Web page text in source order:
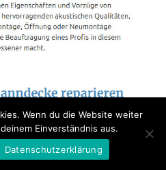
Wenn du die Website weiter
Einverständnis aus.
Datenschutzerklärung